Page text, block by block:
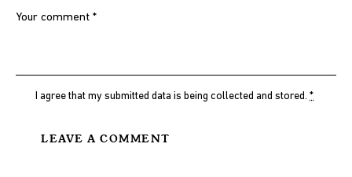
I agree that my submitted data is beingcollected and stored.*